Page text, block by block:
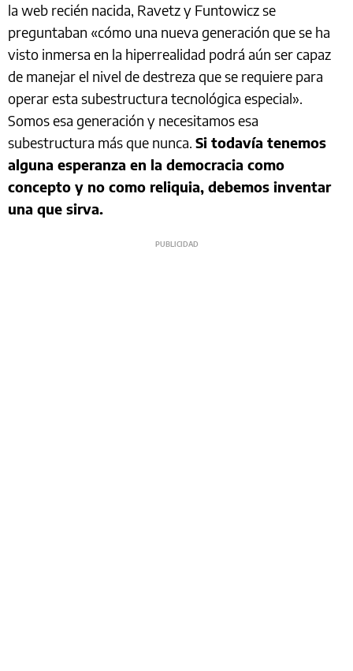
la web recién nacida, Ravetz y Funtowicz se
preguntaban «cómo una nueva generación que se ha
visto inmersa en la hiperrealidad podrá aún ser capaz
de manejar el nivel de destreza que se requiere para
operar esta subestructura tecnológica especial».
Somos esa generación y necesitamos esa
subestructura más que nunca. Si todavía tenemos
alguna esperanza en la democracia como
concepto y no como reliquia, debemos inventar
una que sirva.